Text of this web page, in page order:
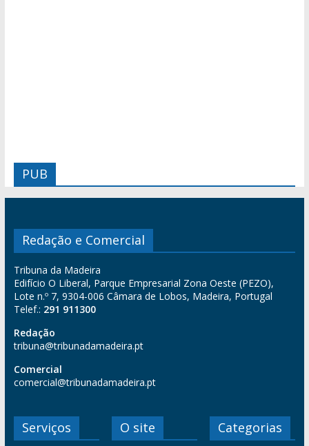
PUB
Redação e Comercial
Tribuna da Madeira
Edifício O Liberal, Parque Empresarial Zona Oeste (PEZO),
Lote n.º 7, 9304-006 Câmara de Lobos, Madeira, Portugal
Telef.: 291 911300
Redação
tribuna@tribunadamadeira.pt
Comercial
comercial@tribunadamadeira.pt
Serviços O site Categorias